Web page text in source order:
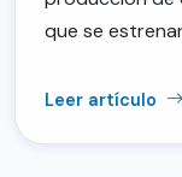
que se
Leer artículo